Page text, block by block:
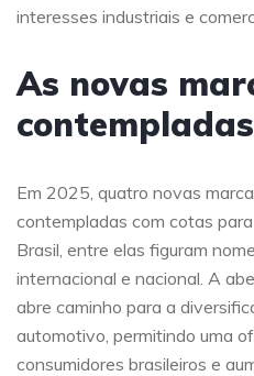
interesses industriais e
As novas
Em 2025, quatro novas
contempladas com cotas
Brasil, entre elas figuram
internacional e nacional. A
abre caminho para a
automotivo, permitindo uma
consumidores brasileiros e